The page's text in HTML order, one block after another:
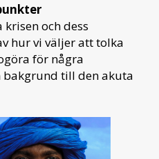
och dess
hur vi väljer att tolka
för några
bakgrund till den akuta